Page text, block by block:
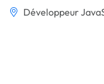
Développeur